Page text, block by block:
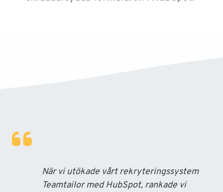
När vi utökade vårt rekryteringssystem
Teamtailor med HubSpot, rankade vi